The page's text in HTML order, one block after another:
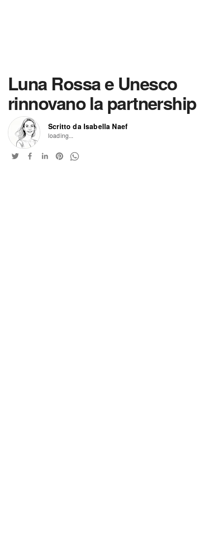
Luna Rossa e Unesco
rinnovano la partnership
Scritto da Isabella Naef
loading...